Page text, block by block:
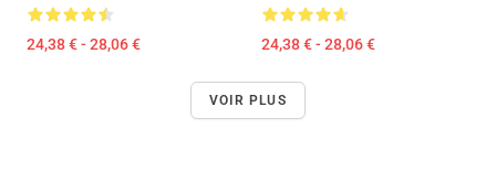
24,38 € - 28,06 € 24,38 € - 28,06 €
VOIR PLUS